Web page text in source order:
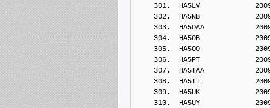
301.  HA5LV
302.  HA5NB
303.  HA5OAA
304.  HA5OB
305.  HA5OO
306.  HA5PT
307.  HA5TAA
308.  HA5TI
309.  HA5UK
310.  HA5UY